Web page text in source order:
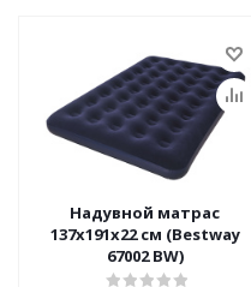
Надувной матрас
137х191х22 см (Bestway
67002 BW)